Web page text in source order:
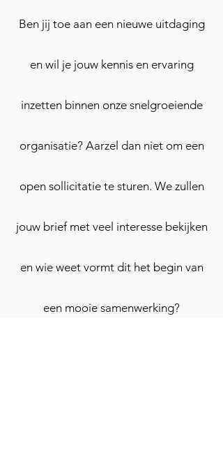
Ben jij toe aan een nieuwe uitdaging
en wil je jouw kennis en ervaring
inzetten binnen onze snelgroeiende
organisatie? Aarzel dan niet om een
open sollicitatie te sturen. We zullen
jouw brief met veel interesse bekijken
en wie weet vormt dit het begin van
een mooie samenwerking?